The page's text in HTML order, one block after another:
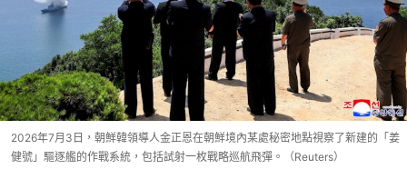
2026年7月3日，朝鮮韓領導人金正恩在朝鮮境內某處秘密地點視察了新建的「姜
健號」驅逐艦的作戰系統，包括試射一枚戰略巡航飛彈。（Reuters）